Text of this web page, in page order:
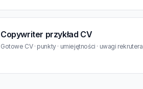
Copywriter przykład CV
Gotowe CV · punkty · umiejętności · uwagi rekrutera